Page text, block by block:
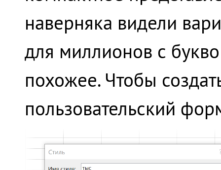
наверняка видели
для миллионов с
похожее. Чтобы
пользовательский